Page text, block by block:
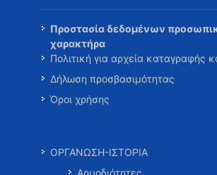
Προστασία δεδομένων
χαρακτήρα
Πολιτική για αρχεία καταγραφής
Δήλωση προσβασιμότητας
Όροι χρήσης
ΟΡΓΑΝΩΣΗ-ΙΣΤΟΡΙΑ